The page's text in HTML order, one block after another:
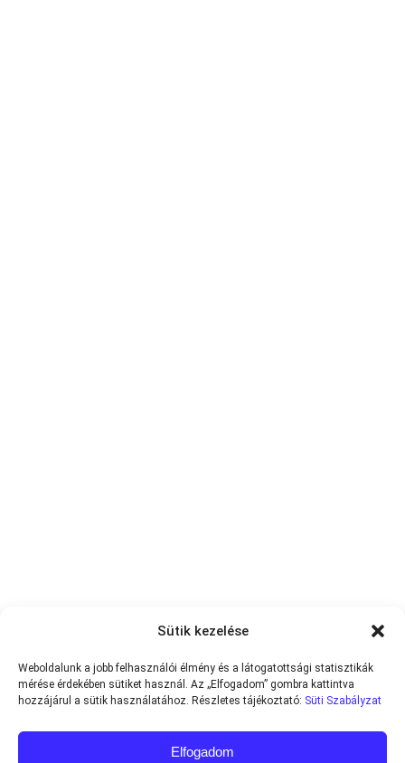
Sütik kezelése
Weboldalunk a jobb felhasználói élmény és a látogatottsági statisztikák
mérése érdekében sütiket használ. Az „Elfogadom” gombra kattintva
hozzájárul a sütik használatához. Részletes tájékoztató: Süti Szabályzat
Elfogadom